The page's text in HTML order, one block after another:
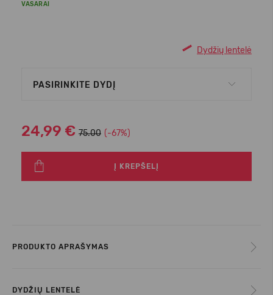
VASARAI
Dydžių lentelė
PASIRINKITE DYDĮ
24,99 € 75.00 (-67%)
Į KREPŠELĮ
PRODUKTO APRAŠYMAS
DYDŽIŲ LENTELĖ